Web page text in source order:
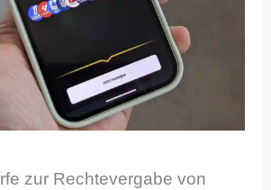
zur Rechtevergabe von